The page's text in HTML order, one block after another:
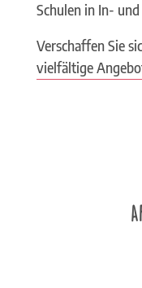
Schulen in In-
Verschaffen Sie
vielfältige